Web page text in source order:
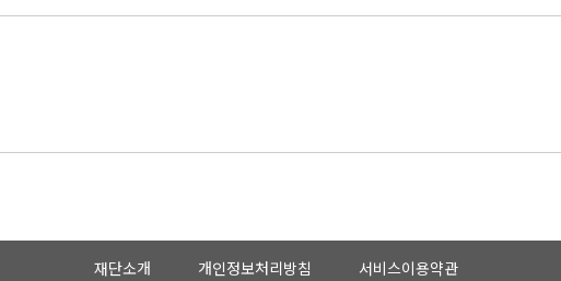
재단소개 개인정보처리방침 서비스이용약관